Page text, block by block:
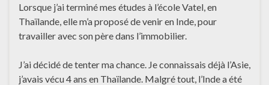
Lorsque j’ai terminé mes études à l’école Vatel, en
Thaïlande, elle m’a proposé de venir en Inde, pour
travailler avec son père dans l’immobilier.
J’ai décidé de tenter ma chance. Je connaissais déjà l’Asie,
j’avais vécu 4 ans en Thaïlande. Malgré tout, l’Inde a été